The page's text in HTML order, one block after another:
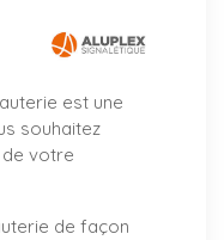
est une
souhaitez
votre
de façon